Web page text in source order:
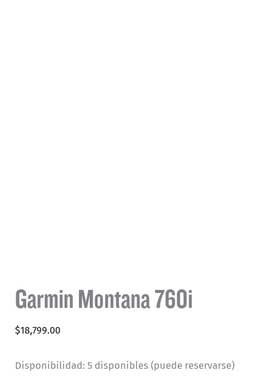
Garmin Montana 760i
$18,799.00
Disponibilidad: 5 disponibles (puede reservarse)